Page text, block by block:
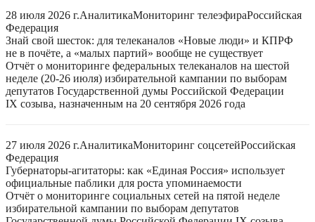
28 июля 2026 г.АналитикаМониторинг телеэфираРоссийская
Федерация
Знай свой шесток: для телеканалов «Новые люди» и КПРФ
не в почёте, а «малых партий» вообще не существует
Отчёт о мониторинге федеральных телеканалов на шестой
неделе (20-26 июля) избирательной кампании по выборам
депутатов Государственной думы Российской Федерации
IX созыва, назначенным на 20 сентября 2026 года
27 июля 2026 г.АналитикаМониторинг соцсетейРоссийская
Федерация
Губернаторы-агитаторы: как «Единая Россия» использует
официальные паблики для роста упоминаемости
Отчёт о мониторинге социальных сетей на пятой неделе
избирательной кампании по выборам депутатов